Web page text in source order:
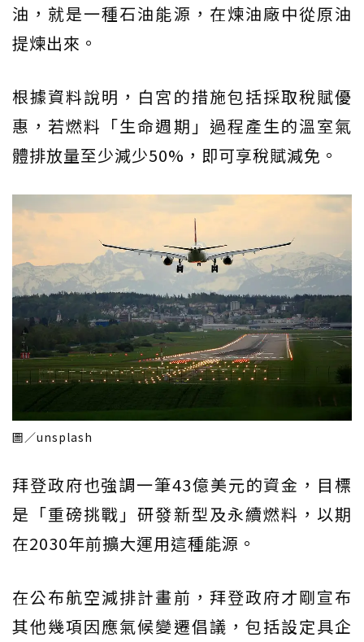
油，就是一種石油能源，在煉油廠中從原油
提煉出來。
根據資料說明，白宮的措施包括採取稅賦優
惠，若燃料「生命週期」過程產生的溫室氣
體排放量至少減少50%，即可享稅賦減免。
圖／unsplash
拜登政府也強調一筆43億美元的資金，目標
是「重磅挑戰」研發新型及永續燃料，以期
在2030年前擴大運用這種能源。
在公布航空減排計畫前，拜登政府才剛宣布
其他幾項因應氣候變遷倡議，包括設定具企